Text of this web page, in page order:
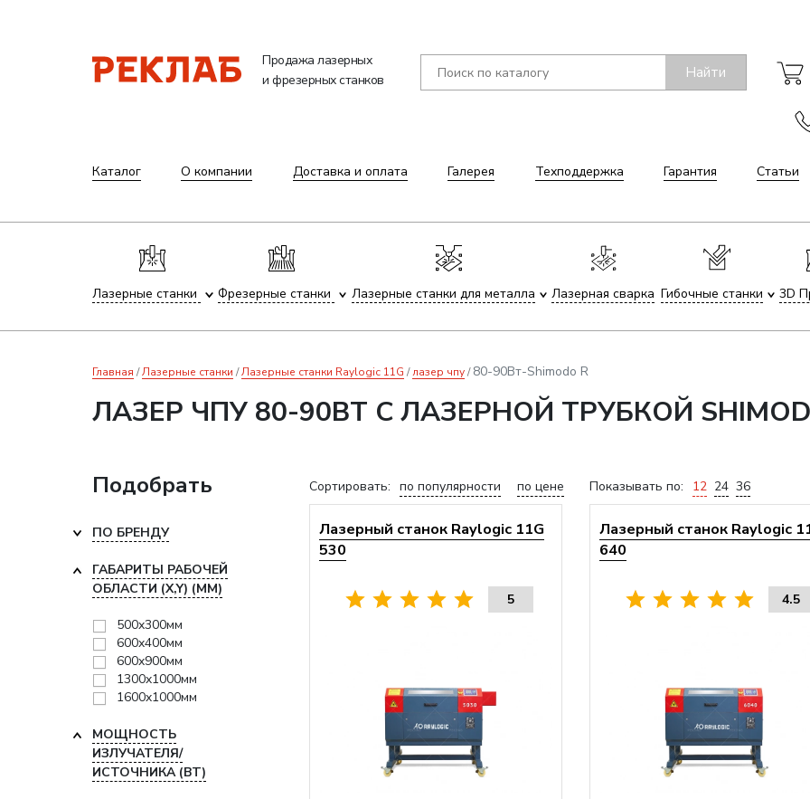
Продажа лазерных
и фрезерных станков
Найти
Каталог О компании Доставка и оплата Галерея Техподдержка Гарантия Статьи
Лазерные станки Фрезерные станки Лазерные станки для металла Лазерная сварка Гибочные станки 3D
Главная Лазерные станки Лазерные станки Raylogic 11G лазер чпу 80-90Вт-Shimodo R
ЛАЗЕР ЧПУ 80-90ВТ С ЛАЗЕРНОЙ ТРУБКОЙ
Сортировать: по популярности по цене Показывать по: 12 24 36
Лазерный станок Raylogic 11G
530
5
Лазерный станок Raylogic
640
4.5
Подобрать
ПО БРЕНДУ
ГАБАРИТЫ РАБОЧЕЙ
ОБЛАСТИ (X,Y) (ММ)
500x300мм
600x400мм
600x900мм
1300x1000мм
1600x1000мм
МОЩНОСТЬ
ИЗЛУЧАТЕЛЯ/
ИСТОЧНИКА (ВТ)